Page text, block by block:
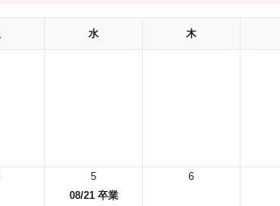
水 木
5
08/21 卒業
6